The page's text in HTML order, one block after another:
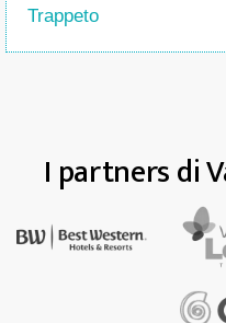
Trappeto
I partners di